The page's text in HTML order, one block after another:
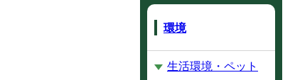
環境
生活環境・ペット